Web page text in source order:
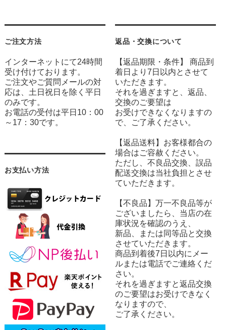
ご注文方法
インターネットにて24時間
受け付けております。
ご注文やご質問メールの対
応は、土日祝日を除く平日
のみです。
お電話の受付は平日10：00
～17：30です。
お支払い方法
返品・交換について
【返品期限・条件】 商品到
着日より7日以内とさせて
いただきます。
それを過ぎますと、返品、
交換のご要望は
お受けできなくなりますの
で、ご了承ください。
【返品送料】お客様都合の
場合はご容赦ください。
ただし、不良品交換、誤品
配送交換は当社負担とさせ
ていただきます。
【不良品】万一不良品等が
ございましたら、当店の在
庫状況を確認のうえ、
新品、または同等品と交換
させていただきます。
商品到着後7日以内にメー
ルまたは電話でご連絡くだ
さい。
それを過ぎますと返品交換
のご要望はお受けできなく
なりますので、
ご了承ください。